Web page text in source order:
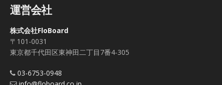
運営会社
株式会社FloBoard
〒101-0031
東京都千代田区東神田二丁目7番4-305
03-6753-0948